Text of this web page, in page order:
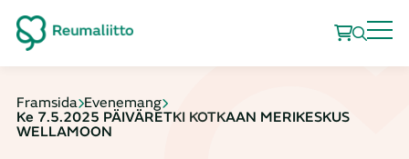
Framsida Evenemang
Ke 7.5.2025 PÄIVÄRETKI KOTKAAN MERIKESKUS
WELLAMOON